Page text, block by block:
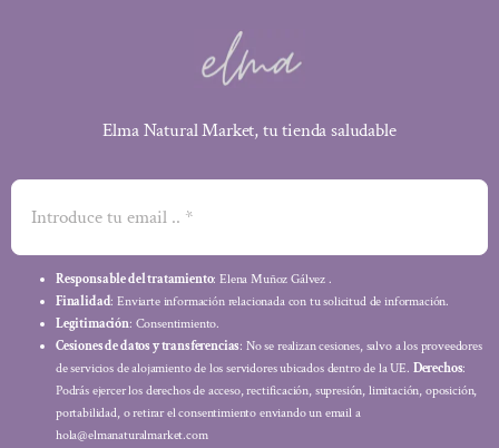
Elma Natural Market, tu tienda saludable
Responsable del tratamiento: Elena Muñoz Gálvez .
Finalidad: Enviarte información relacionada con tu solicitud de información.
Legitimación: Consentimiento.
Cesiones de datos y transferencias: No se realizan cesiones, salvo a los proveedores
de servicios de alojamiento de los servidores ubicados dentro de la UE. Derechos:
Podrás ejercer los derechos de acceso, rectificación, supresión, limitación, oposición,
portabilidad, o retirar el consentimiento enviando un email a
hola@elmanaturalmarket.com